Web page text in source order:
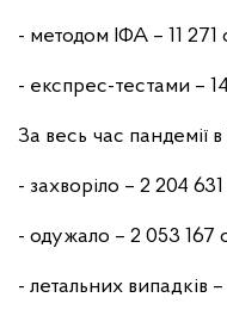
- методом ІФА – 11 271
- експрес-тестами –
За весь час пандемії в
- захворіло – 2 204
- одужало – 2 053 167
- летальних випадків